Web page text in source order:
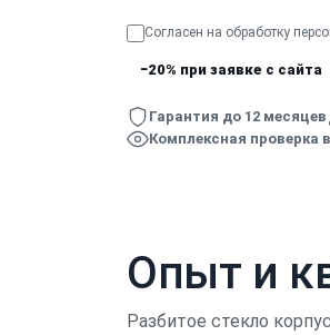
Согласен на обработку
−20% при заявке с сайта
Гарантия до 12 месяцев
Комплексная проверка
Опыт и
Разбитое стекло